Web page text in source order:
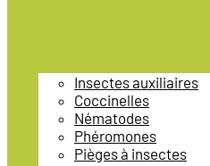
Insectes auxiliaires
Coccinelles
Nématodes
Phéromones
Pièges à insectes